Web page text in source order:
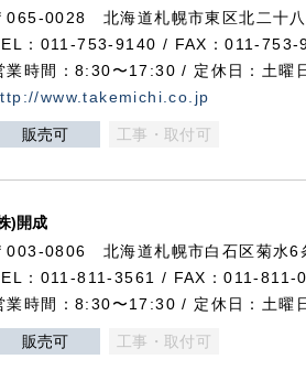
065-0028 北海道札幌市東区北二十
：011-753-9140 / FAX：011-
業時間：8:30〜17:30 / 定休日：土曜
www.takemichi.co.jp
販売可 工事・取付可
)開成
003-0806 北海道札幌市白石区菊水6
：011-811-3561 / FAX：011-811-
業時間：8:30〜17:30 / 定休日：土曜
販売可 工事・取付可